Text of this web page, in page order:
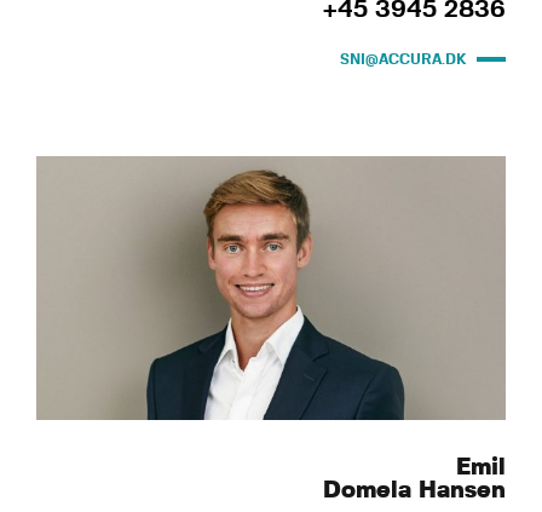
+45 3945 2836
SNI@ACCURA.DK
Emil
Domela Hansen